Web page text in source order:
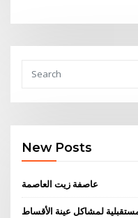
New Posts
عاصفة زيت العاصمة
لمشاكل عينة الأقساط